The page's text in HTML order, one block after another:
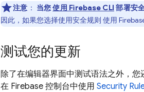
注意 ： 当您使用 Firebase CLI 部署安
因此，如果您选择使用安全规则 使用
测试您的更新
除了在编辑器界面中测试语法之外，
在 Firebase 控制台中使用 Security